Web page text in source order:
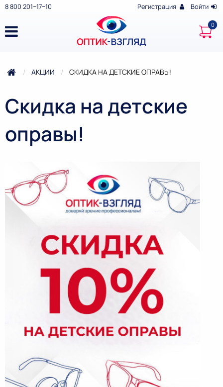
8 800 201‒17‒10 Регистрация Войти
АКЦИИ ТЕКУЩАЯ:
СКИДКА НА ДЕТСКИЕ ОПРАВЫ!
Скидка на детские
оправы!